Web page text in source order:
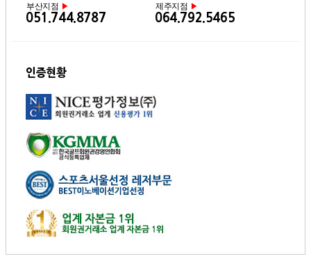
부산지점 ▶
051.744.8787
제주지점 ▶
064.792.5465
인증현황